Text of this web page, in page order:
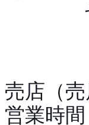
売店（売
営業時